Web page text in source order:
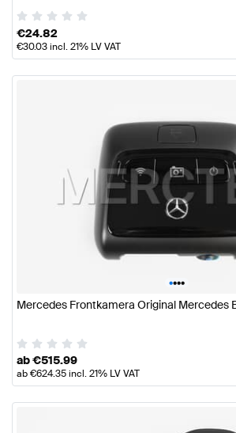
€24.82
€30.03incl. 21% LV VAT
••••
Mercedes Frontkamera Original Mercedes
ab€515.99
ab€624.35incl. 21% LV VAT